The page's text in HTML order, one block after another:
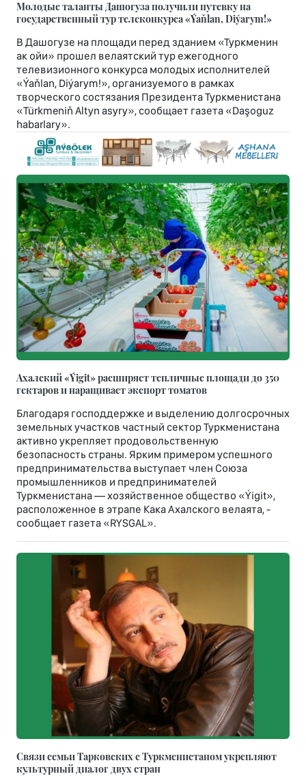
Молодые таланты Дашогуза получили путевку на
государственный тур телеконкурса «Ýaňlan, Diýarym!»
В Дашогузе на площади перед зданием «Туркменин
ак ойи» прошел велаятский тур ежегодного
телевизионного конкурса молодых исполнителей
«Ýaňlan, Diýarym!», организуемого в рамках
творческого состязания Президента Туркменистана
«Türkmeniň Altyn asyry», сообщает газета «Daşoguz
habarlary».
Ахалский «Ýigit» расширяет тепличные площади до 350
гектаров и наращивает экспорт томатов
Благодаря господдержке и выделению долгосрочных
земельных участков частный сектор Туркменистана
активно укрепляет продовольственную
безопасность страны. Ярким примером успешного
предпринимательства выступает член Союза
промышленников и предпринимателей
Туркменистана — хозяйственное общество «Ýigit»,
расположенное в этрапе Кака Ахалского велаята, -
сообщает газета «RYSGAL».
Связи семьи Тарковских с Туркменистаном укрепляют
культурный диалог двух стран